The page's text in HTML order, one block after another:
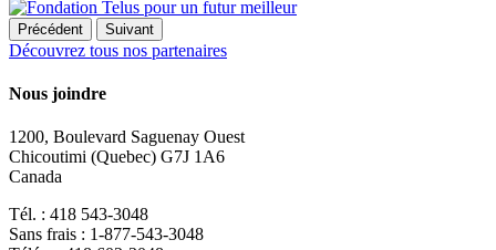
Précédent Suivant
Découvrez tous nos partenaires
Nous joindre
1200, Boulevard Saguenay Ouest
Chicoutimi (Quebec) G7J 1A6
Canada
Tél. : 418 543-3048
Sans frais : 1-877-543-3048